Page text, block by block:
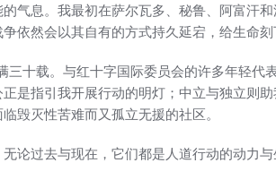
气息。我最初在萨尔瓦多、秘鲁、阿富汗
依然会以其自有的方式持久延宕，给生命刻
三十载。与红十字国际委员会的许多年轻代
正是指引我开展行动的明灯；中立与独立
毁灭性苦难而又孤立无援的社区。
论过去与现在，它们都是人道行动的动力与